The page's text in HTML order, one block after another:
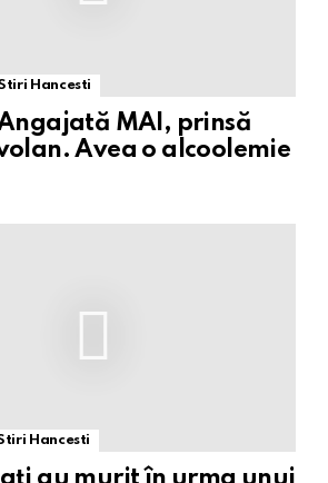
Hancesti
MAI, prinsă
Avea o alcoolemie
Hancesti
au murit în urma unui